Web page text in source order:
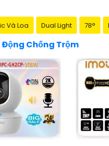
Và Loa Dual Light 78°
Động Chống Trộm